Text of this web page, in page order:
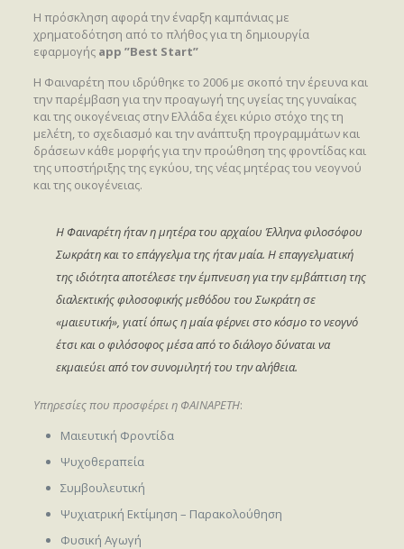
Η πρόσκληση αφορά την έναρξη καμπάνιας με
χρηματοδότηση από το πλήθος για τη δημιουργία
εφαρμογής app ”Best Start”
Η Φαιναρέτη που ιδρύθηκε το 2006 με σκοπό την έρευνα και
την παρέμβαση για την προαγωγή της υγείας της γυναίκας
και της οικογένειας στην Ελλάδα έχει κύριο στόχο της τη
μελέτη, το σχεδιασμό και την ανάπτυξη προγραμμάτων και
δράσεων κάθε μορφής για την προώθηση της φροντίδας και
της υποστήριξης της εγκύου, της νέας μητέρας του νεογνού
και της οικογένειας.
Η Φαιναρέτη ήταν η μητέρα του αρχαίου Έλληνα φιλοσόφου
Σωκράτη και το επάγγελμα της ήταν μαία. Η επαγγελματική
της ιδιότητα αποτέλεσε την έμπνευση για την εμβάπτιση της
διαλεκτικής φιλοσοφικής μεθόδου του Σωκράτη σε
«μαιευτική», γιατί όπως η μαία φέρνει στο κόσμο το νεογνό
έτσι και ο φιλόσοφος μέσα από το διάλογο δύναται να
εκμαιεύει από τον συνομιλητή του την αλήθεια.
Υπηρεσίες που προσφέρει η ΦΑΙΝΑΡΕΤΗ:
Μαιευτική Φροντίδα
Ψυχοθεραπεία
Συμβουλευτική
Ψυχιατρική Εκτίμηση – Παρακολούθηση
Φυσική Αγωγή